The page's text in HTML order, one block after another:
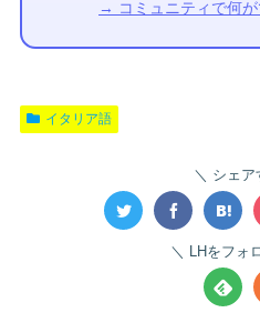
→ コミュニティで何
イタリア語
シェア
LHをフォ